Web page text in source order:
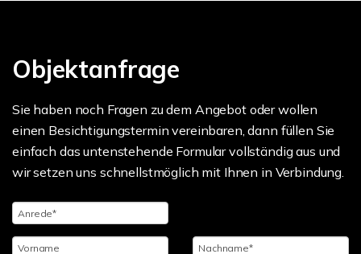
Objektanfrage
Sie haben noch Fragen zu dem Angebot oder wollen
einen Besichtigungstermin vereinbaren, dann füllen Sie
einfach das untenstehende Formular vollständig aus und
wir setzen uns schnellstmöglich mit Ihnen in Verbindung.